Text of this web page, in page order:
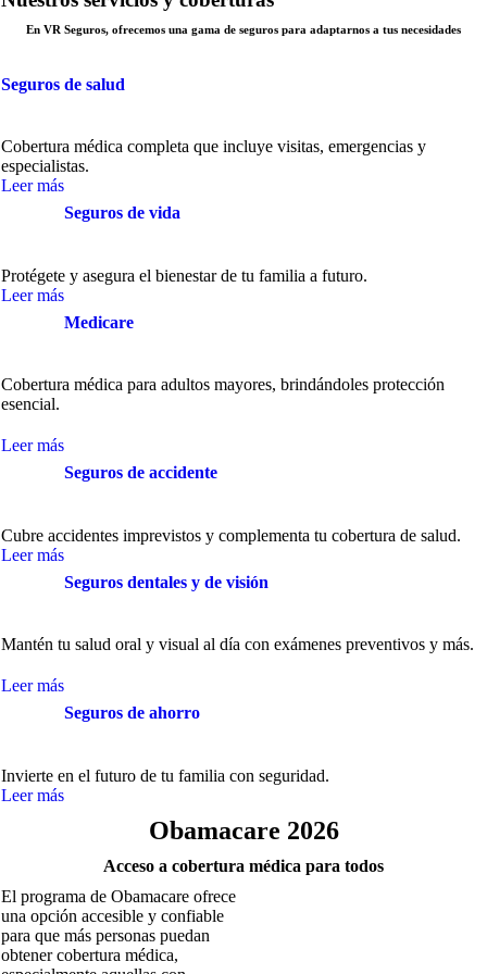
En VR Seguros, ofrecemos una gama de seguros para adaptarnos a tus necesidades
Seguros de salud
Cobertura médica completa que incluye visitas, emergencias y
especialistas.
Leer más
Seguros de vida
Protégete y asegura el bienestar de tu familia a futuro.
Leer más
Medicare
Cobertura médica para adultos mayores, brindándoles protección
esencial.
Leer más
Seguros de accidente
Cubre accidentes imprevistos y complementa tu cobertura de salud.
Leer más
Seguros dentales y de visión
Mantén tu salud oral y visual al día con exámenes preventivos y más.
Leer más
Seguros de ahorro
Invierte en el futuro de tu familia con seguridad.
Leer más
Obamacare 2026
Acceso a cobertura médica para todos
El programa de Obamacare ofrece
una opción accesible y confiable
para que más personas puedan
obtener cobertura médica,